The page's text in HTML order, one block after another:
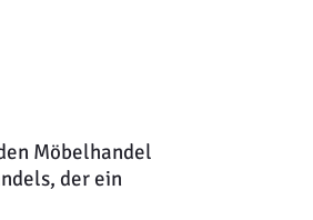
Möbelhandel
der ein